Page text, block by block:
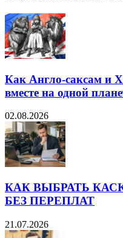
Как Англо-саксам и
вместе на одной
02.08.2026
КАК ВЫБРАТЬ
БЕЗ ПЕРЕПЛАТ
21.07.2026